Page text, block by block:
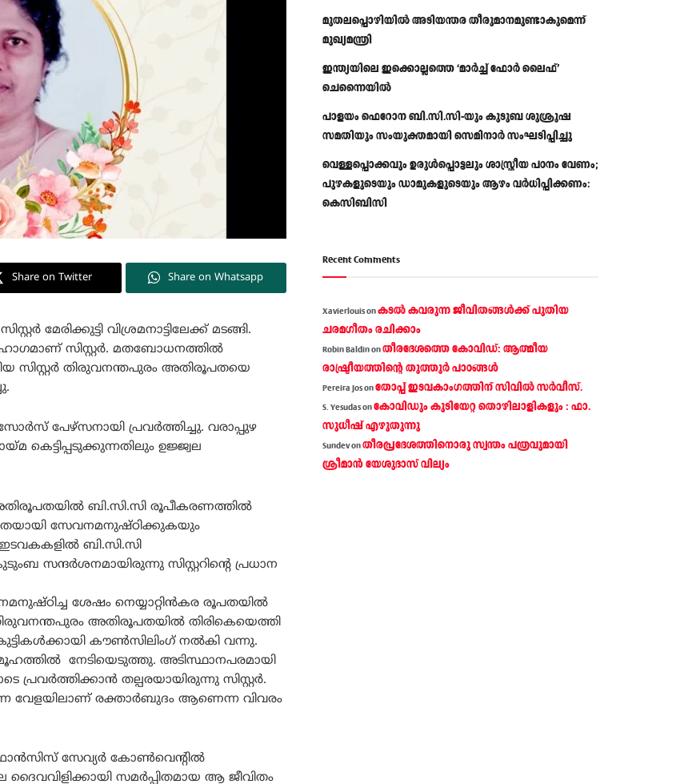
Share on Twitter Share on Whatsapp
മേരിക്കുട്ടി വിശ്രമനാട്ടിലേക്ക് മടങ്ങി.
സിസ്റ്റർ. മതബോധനത്തിൽ
സിസ്റ്റർ തിരുവനന്തപുരം അതിരൂപതയെ
പേഴ്സനായി പ്രവർത്തിച്ചു. വരാപ്പുഴ
ഉജ്ജ്വല
ബി.സി.സി രൂപീകരണത്തിൽ
സേവനമനുഷ്ഠിക്കുകയും
ബി.സി.സി
സന്ദർശനമായിരുന്നു സിസ്റ്ററിന്റെ പ്രധാന
ശേഷം നെയ്യാറ്റിൻകര രൂപതയിൽ
അതിരൂപതയിൽ തിരികെയെത്തി
കൗൺസിലിംഗ് നൽകി വന്നു.
നേടിയെടുത്തു. അടിസ്ഥാനപരമായി
തല്പരയായിരുന്നു സിസ്റ്റർ.
വേളയിലാണ് രക്താർബുദം ആണെന്ന വിവരം
സേവ്യർ കോൺവെന്റിൽ
ദൈവവിളിക്കായി സമർപ്പിതമായ ആ ജീവിതം
മുതലപ്പൊഴിയിൽ അടിയന്തര തീരുമാനമുണ്ടാകുമെന്ന്
മുഖ്യമന്ത്രി
ഇന്ത്യയിലെ ഇക്കൊല്ലത്തെ ‘മാർച്ച് ഫോർ ലൈഫ്’
ചെന്നൈയിൽ
പാളയം ഫെറോന ബി.സി.സി-യും കുടുബ ശുശ്രൂഷ
സമതിയും സംയുക്തമായി സെമിനാർ സംഘടിപ്പിച്ചു
വെള്ളപ്പൊക്കവും ഉരുള്‍പ്പൊട്ടലും ശാസ്ത്രീയ പഠനം വേണം;
പുഴകളുടെയും ഡാമുകളുടെയും ആഴം വര്‍ധിപ്പിക്കണം:
കെസിബിസി
Recent Comments
Xavierlouisonകടല്‍ കവരുന്ന ജീവിതങ്ങള്‍ക്ക് പുതിയ
ചരമഗീതം രചിക്കാം
Robin Baldinonതീരദേശത്തെ കോവിഡ്: ആത്മീയ
രാഷ്ട്രീയത്തിന്റെ തൂത്തൂര്‍ പാഠങ്ങൾ
Pereira Josonതോപ്പ് ഇടവകാംഗത്തിന് സിവിൽ സർവീസ്.
S. Yesudasonകോവിഡും കുടിയേറ്റ തൊഴിലാളികളും : ഫാ.
സുധീഷ് എഴുതുന്നു
Sundevonതീരപ്രദേശത്തിനൊരു സ്വന്തം പത്രവുമായി
ശ്രീമാന്‍ യേശുദാസ് വില്യം